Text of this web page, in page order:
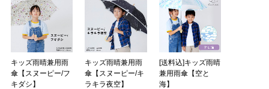
キッズ雨晴兼用雨
傘【スヌーピー/フ
キダシ】
キッズ雨晴兼用雨
傘【スヌーピー/キ
ラキラ夜空】
[送料込]キッズ雨晴
兼用雨傘【空と
海】